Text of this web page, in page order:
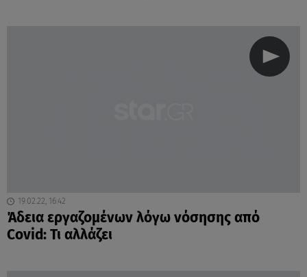
19.02.22, 16:42
Άδεια εργαζομένων λόγω νόσησης από
Covid: Τι αλλάζει